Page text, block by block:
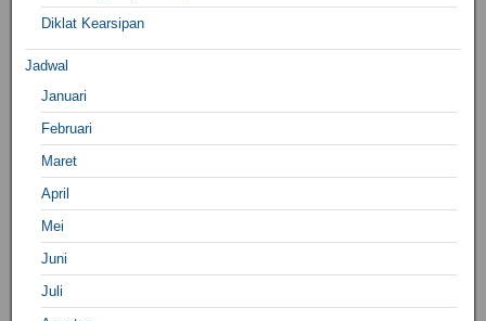
Diklat Kearsipan
Jadwal
Januari
Februari
Maret
April
Mei
Juni
Juli